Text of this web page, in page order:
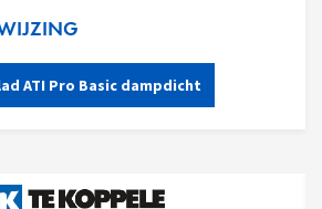
ATI Pro Basic dampdicht